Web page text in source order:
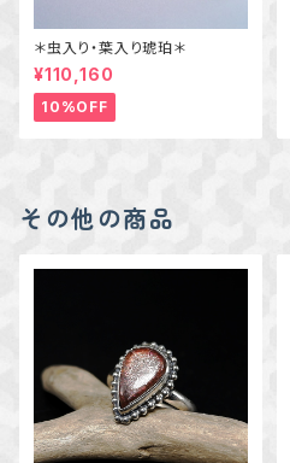
＊虫入り・葉入り琥珀＊
¥110,160
10%OFF
その他の商品